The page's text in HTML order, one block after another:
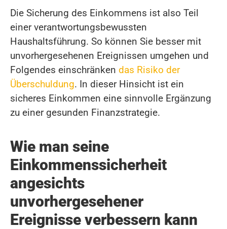
Die Sicherung des Einkommens ist also Teil
einer verantwortungsbewussten
Haushaltsführung. So können Sie besser mit
unvorhergesehenen Ereignissen umgehen und
Folgendes einschränken das Risiko der
Überschuldung. In dieser Hinsicht ist ein
sicheres Einkommen eine sinnvolle Ergänzung
zu einer gesunden Finanzstrategie.
Wie man seine
Einkommenssicherheit
angesichts
unvorhergesehener
Ereignisse verbessern kann